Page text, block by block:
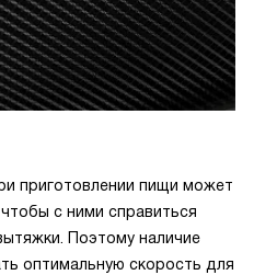
приготовлении пищи может
с ними справиться
Поэтому наличие
оптимальную скорость для